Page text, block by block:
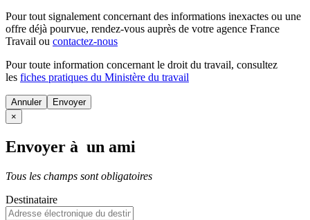
Pour tout signalement concernant des informations inexactes ou une
offre déjà pourvue, rendez-vous auprès de votre agence France
Travail ou contactez-nous
Pour toute information concernant le droit du travail, consultez
les fiches pratiques du Ministère du travail
Annuler
×
Envoyer à un ami
Tous les champs sont obligatoires
Destinataire